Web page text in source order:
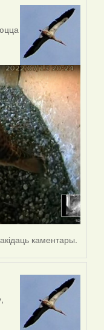
каментары.